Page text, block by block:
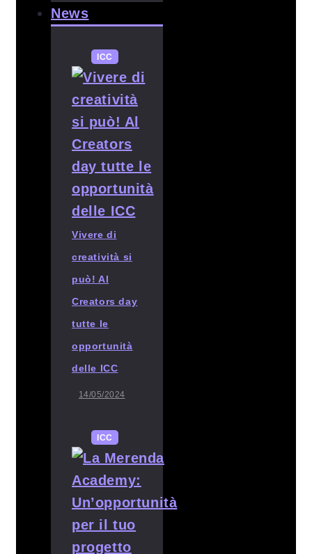
News
ICC
Vivere di
creatività si
può! Al
Creators day
tutte le
opportunità
delle ICC
14/05/2024
ICC